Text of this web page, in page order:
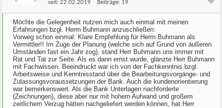
seit: 22.02.2019 Beiträge: 19
Möchte die Gelegenheit nutzen mich auch einmal mit meinen
Erfahrungen bzgl. Herrn Buhmann anzuschließen:
Vorweg schon einmal: Klare Empfehlung für Herrn Buhmann als
Vermittler!! Im Zuge der Planung (welche sich auf Grund von äußeren
Umständen fast ein Jahr zog), stand Herr Buhmann uns immer mit
Rat und Tat zur Seite. Als es dann ernst wurde, glänzte Herr Buhmann
mit Fachwissen. Beeindruckt war ich von der Fachkenntnis bzgl.
Arbeitsweise und Kenntnisstand über die Bearbeitungsvorgänge- und
Zulassungsvoraussetzungen der Bank. Auch die kundenorientierung
war bemerkenswert. Als die Bank Unterlagen nachforderte
(Zeichnungen), diese aber nur mit hohem Aufwand und großem
zeitlichem Verzug hätten nachgeliefert werden können, hat Herr